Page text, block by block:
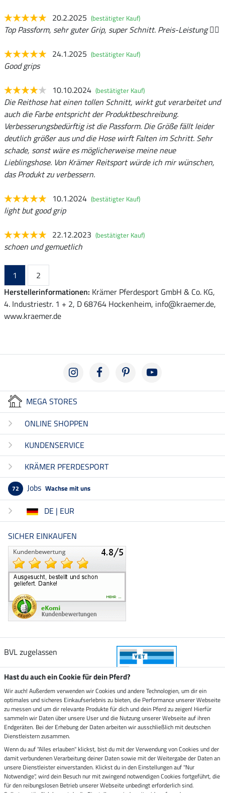
20.2.2025 (bestätigter Kauf)
Top Passform, sehr guter Grip, super Schnitt. Preis-Leistung 👌🏻
24.1.2025 (bestätigter Kauf)
Good grips
10.10.2024 (bestätigter Kauf)
Die Reithose hat einen tollen Schnitt, wirkt gut verarbeitet und
auch die Farbe entspricht der Produktbeschreibung.
Verbesserungsbedürftig ist die Passform. Die Größe fällt leider
deutlich größer aus und die Hose wirft Falten im Schritt. Sehr
schade, sonst wäre es möglicherweise meine neue
Lieblingshose. Von Krämer Reitsport würde ich mir wünschen,
das Produkt zu verbessern.
10.1.2024 (bestätigter Kauf)
light but good grip
22.12.2023 (bestätigter Kauf)
schoen und gemuetlich
1
2
Herstellerinformationen: Krämer Pferdesport GmbH & Co. KG,
4. Industriestr. 1 + 2, D 68764 Hockenheim, info@kraemer.de,
www.kraemer.de
MEGA STORES
ONLINE SHOPPEN
KUNDENSERVICE
KRÄMER PFERDESPORT
72 Jobs Wachse mit uns
DE | EUR
SICHER EINKAUFEN
BVL zugelassen
Zustellung durch
Sicher bezahlen mit
Rechnung Vorkasse
Impressum
Hast du auch ein Cookie für dein Pferd?
Wir auch! Außerdem verwenden wir Cookies und andere Technologien, um dir ein
optimales und sicheres Einkaufserlebnis zu bieten, die Performance unserer Webseite
zu messen und um dir relevante Produkte für dich und dein Pferd zu zeigen! Hierfür
sammeln wir Daten über unsere User und die Nutzung unserer Webseite auf ihren
Endgeräten. Bei der Erhebung der Daten arbeiten wir ausschließlich mit deutschen
Dienstleistern zusammen.
Wenn du auf "Alles erlauben" klickst, bist du mit der Verwendung von Cookies und der
damit verbundenen Verarbeitung deiner Daten sowie mit der Weitergabe der Daten an
unsere Dienstleister einverstanden. Klickst du in den Einstellungen auf "Nur
Notwendige", wird dein Besuch nur mit zwingend notwendigen Cookies fortgeführt, die
für den reibungslosen Betrieb unserer Webseite unbedingt erforderlich sind.